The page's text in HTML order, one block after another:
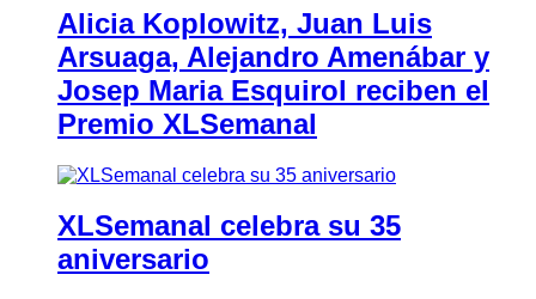
Alicia Koplowitz, Juan Luis
Arsuaga, Alejandro Amenábar y
Josep Maria Esquirol reciben el
Premio XLSemanal
XLSemanal celebra su 35
aniversario